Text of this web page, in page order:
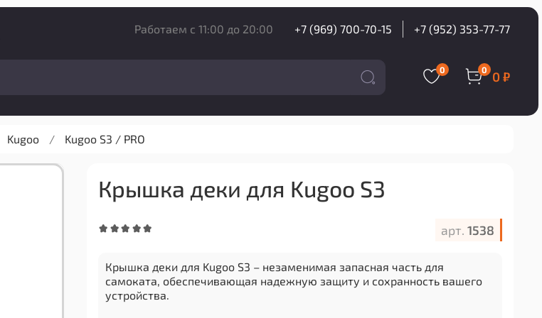
Работаем с 11:00 до 20:00 +7 (969) 700-70-15 +7 (952) 353-77-77
0 0 0 ₽
Kugoo Kugoo S3 / PRO
арт. 1538
Крышка деки для Kugoo S3
Крышка деки для Kugoo S3 – незаменимая запасная часть для
самоката, обеспечивающая надежную защиту и сохранность вашего
устройства.